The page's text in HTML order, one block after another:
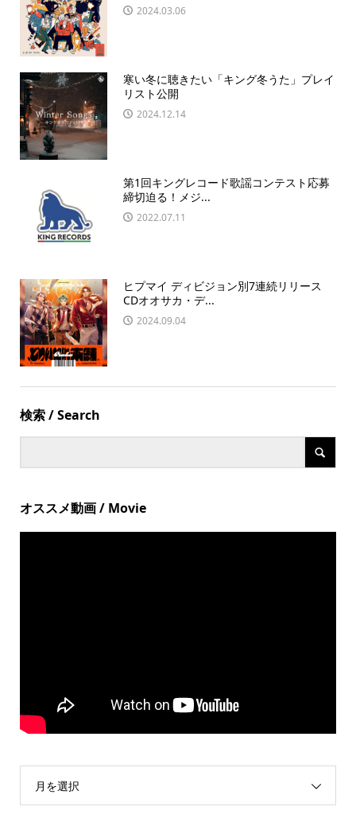
2024.03.06
寒い冬に聴きたい「キング冬うた」プレイ
リスト公開
2024.12.14
第1回キングレコード歌謡コンテスト応募
締切迫る！メジ...
2022.07.11
ヒプマイ ディビジョン別7連続リリース
CDオオサカ・デ...
2024.09.04
検索 / Search
オススメ動画 / Movie
月を選択